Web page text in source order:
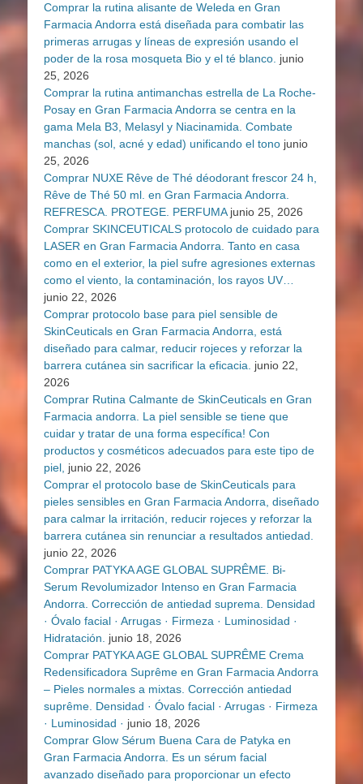
Comprar la rutina alisante de Weleda en Gran
Farmacia Andorra está diseñada para combatir las
primeras arrugas y líneas de expresión usando el
poder de la rosa mosqueta Bio y el té blanco. junio
25, 2026
Comprar la rutina antimanchas estrella de La Roche-
Posay en Gran Farmacia Andorra se centra en la
gama Mela B3, Melasyl y Niacinamida. Combate
manchas (sol, acné y edad) unificando el tono junio
25, 2026
Comprar NUXE Rêve de Thé déodorant frescor 24 h,
Rêve de Thé 50 ml. en Gran Farmacia Andorra.
REFRESCA. PROTEGE. PERFUMA junio 25, 2026
Comprar SKINCEUTICALS protocolo de cuidado para
LASER en Gran Farmacia Andorra. Tanto en casa
como en el exterior, la piel sufre agresiones externas
como el viento, la contaminación, los rayos UV…
junio 22, 2026
Comprar protocolo base para piel sensible de
SkinCeuticals en Gran Farmacia Andorra, está
diseñado para calmar, reducir rojeces y reforzar la
barrera cutánea sin sacrificar la eficacia. junio 22,
2026
Comprar Rutina Calmante de SkinCeuticals en Gran
Farmacia andorra. La piel sensible se tiene que
cuidar y tratar de una forma específica! Con
productos y cosméticos adecuados para este tipo de
piel, junio 22, 2026
Comprar el protocolo base de SkinCeuticals para
pieles sensibles en Gran Farmacia Andorra, diseñado
para calmar la irritación, reducir rojeces y reforzar la
barrera cutánea sin renunciar a resultados antiedad.
junio 22, 2026
Comprar PATYKA AGE GLOBAL SUPRÊME. Bi-
Serum Revolumizador Intenso en Gran Farmacia
Andorra. Corrección de antiedad suprema. Densidad
· Óvalo facial · Arrugas · Firmeza · Luminosidad ·
Hidratación. junio 18, 2026
Comprar PATYKA AGE GLOBAL SUPRÊME Crema
Redensificadora Suprême en Gran Farmacia Andorra
– Pieles normales a mixtas. Corrección antiedad
suprême. Densidad · Óvalo facial · Arrugas · Firmeza
· Luminosidad · junio 18, 2026
Comprar Glow Sérum Buena Cara de Patyka en
Gran Farmacia Andorra. Es un sérum facial
avanzado diseñado para proporcionar un efecto